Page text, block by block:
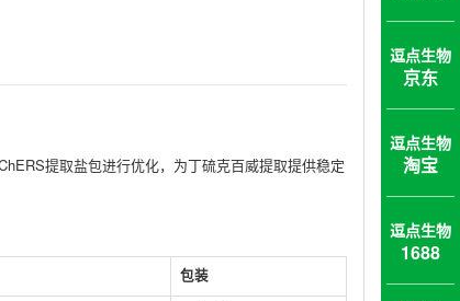
提取盐包进行优化，为丁硫克百威提取提供稳定
包装
逗点生物
京东
逗点生物
淘宝
逗点生物
1688